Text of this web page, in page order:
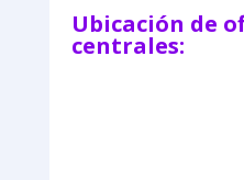
Ubicación de
centrales: